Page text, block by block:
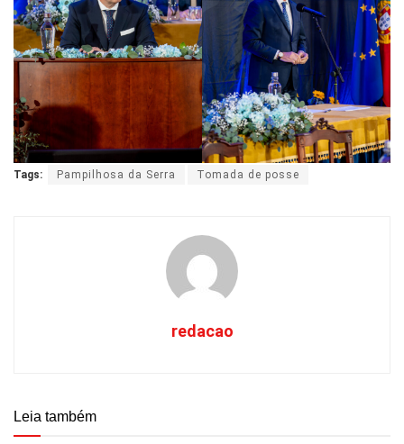
Tags: Pampilhosa da Serra Tomada de posse
redacao
Leia também